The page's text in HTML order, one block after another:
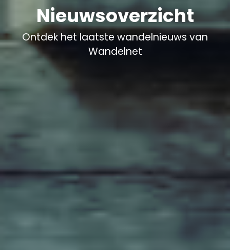
Nieuwsoverzicht
Ontdek het laatste wandelnieuws van
Wandelnet